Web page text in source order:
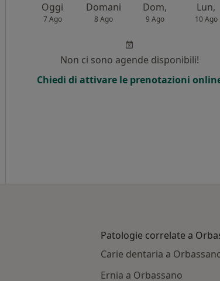
Oggi
7 Ago
Domani
8 Ago
Dom,
9 Ago
Lun,
10 Ago
Non ci sono agende disponibili!
Chiedi di attivare le prenotazioni
Patologie correlate a
Carie dentaria a
Ernia a Orbassano